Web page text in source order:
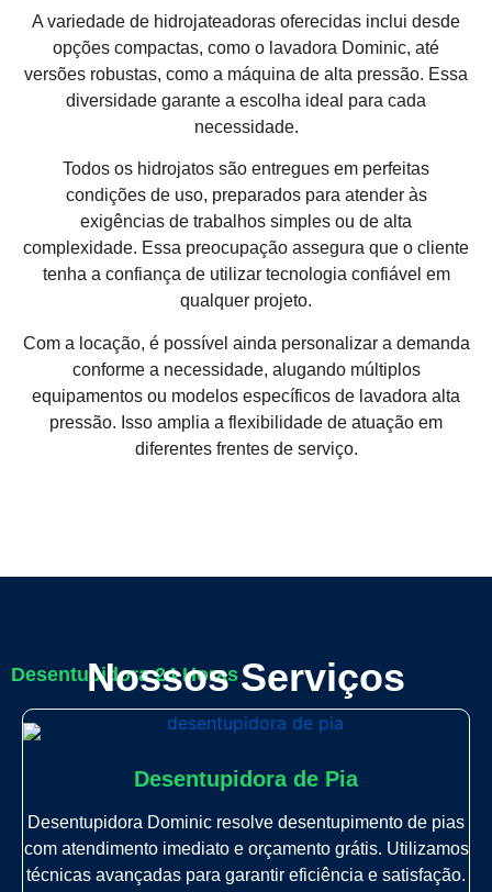
A variedade de hidrojateadoras oferecidas inclui desde
opções compactas, como o lavadora Dominic, até
versões robustas, como a máquina de alta pressão. Essa
diversidade garante a escolha ideal para cada
necessidade.
Todos os hidrojatos são entregues em perfeitas
condições de uso, preparados para atender às
exigências de trabalhos simples ou de alta
complexidade. Essa preocupação assegura que o cliente
tenha a confiança de utilizar tecnologia confiável em
qualquer projeto.
Com a locação, é possível ainda personalizar a demanda
conforme a necessidade, alugando múltiplos
equipamentos ou modelos específicos de lavadora alta
pressão. Isso amplia a flexibilidade de atuação em
diferentes frentes de serviço.
Desentupidora 24 Horas
Nossos Serviços
Desentupidora de Pia
Desentupidora Dominic resolve desentupimento de pias
com atendimento imediato e orçamento grátis. Utilizamos
técnicas avançadas para garantir eficiência e satisfação.